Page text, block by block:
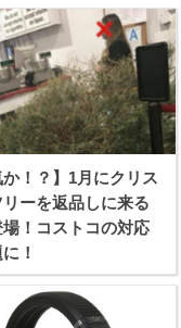
か！？】1月にクリス
ーを返品しに来る
！コストコの対応
！